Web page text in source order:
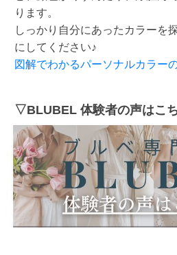
ります。
しっかり自分にあったカラーを
にしてください♪
図解でわかるパーソナルカラー
▽BLUBEL 体験者の声はこ